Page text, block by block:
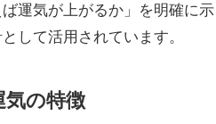
運気が上がるか」を明確に
して活用されています。
気の特徴